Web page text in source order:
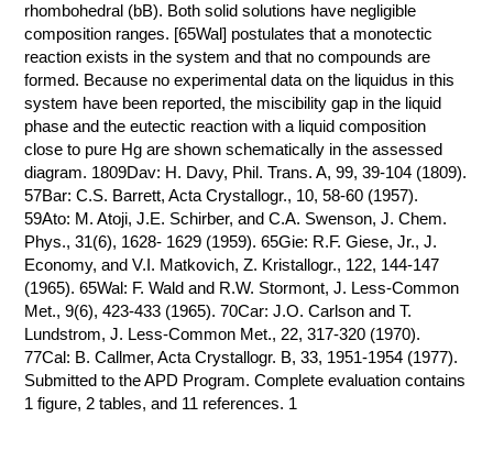
rhombohedral (bB). Both solid solutions have negligible
composition ranges. [65Wal] postulates that a monotectic
reaction exists in the system and that no compounds are
formed. Because no experimental data on the liquidus in this
system have been reported, the miscibility gap in the liquid
phase and the eutectic reaction with a liquid composition
close to pure Hg are shown schematically in the assessed
diagram. 1809Dav: H. Davy, Phil. Trans. A, 99, 39-104 (1809).
57Bar: C.S. Barrett, Acta Crystallogr., 10, 58-60 (1957).
59Ato: M. Atoji, J.E. Schirber, and C.A. Swenson, J. Chem.
Phys., 31(6), 1628- 1629 (1959). 65Gie: R.F. Giese, Jr., J.
Economy, and V.I. Matkovich, Z. Kristallogr., 122, 144-147
(1965). 65Wal: F. Wald and R.W. Stormont, J. Less-Common
Met., 9(6), 423-433 (1965). 70Car: J.O. Carlson and T.
Lundstrom, J. Less-Common Met., 22, 317-320 (1970).
77Cal: B. Callmer, Acta Crystallogr. B, 33, 1951-1954 (1977).
Submitted to the APD Program. Complete evaluation contains
1 figure, 2 tables, and 11 references. 1